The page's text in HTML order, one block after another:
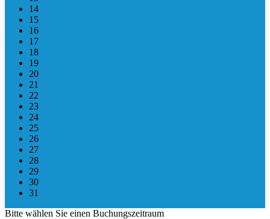
14
15
16
17
18
19
20
21
22
23
24
25
26
27
28
29
30
31
Bitte wählen Sie einen Buchungszeitraum